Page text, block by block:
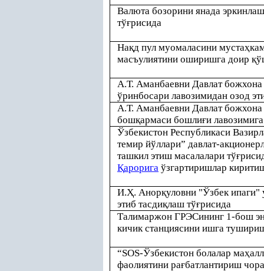
Валюта бозорини янада
тўғрисида
Нақд пул муомаласини мустаҳ
масъулиятини оширишга доир қ
А.Т. Аманбаевни Давлат божхона
ўринбосари лавозимидан озод
А.Т. Аманбаевни Давлат божхона
бошқармаси бошлиғи
Ўзбекистон Республикаси
темир йўллари” давлат-
ташкил этиш масалалари тўғ
Қарорига ўзгартиришлар
И.Ҳ. Анорқуловни "Ўзбек
этиб тасдиқлаш тўғрисида
Талимаржон ГРЭСининг 1-бош
кичик станциясини ишга
“SOS-Ўзбекистон болалар маҳ
фаолиятини рағбатлантириш